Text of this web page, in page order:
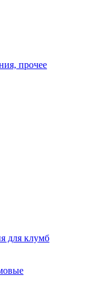
прочее
для клумб